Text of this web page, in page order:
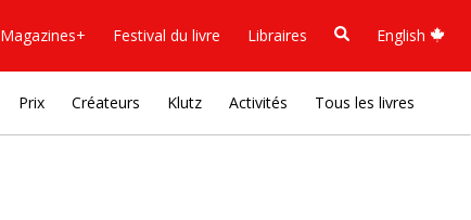
Magazines+ Festival du livre Libraires English
Prix Créateurs Klutz Activités Tous les livres